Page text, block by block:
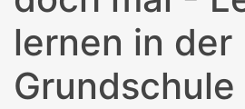
lernen in der
Grundschule